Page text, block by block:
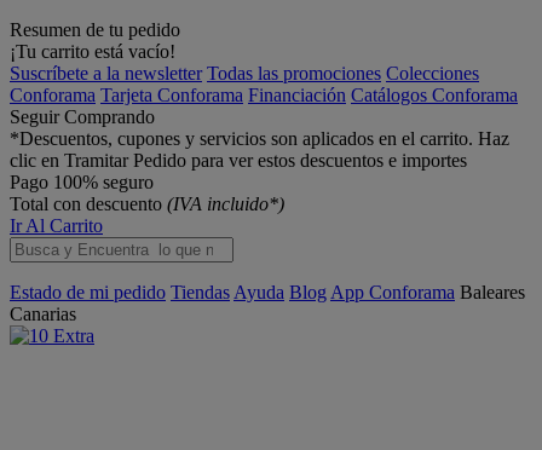
Resumen de tu pedido
¡Tu carrito está vacío!
Suscríbete a la newsletter Todas las promociones Colecciones
Conforama Tarjeta Conforama Financiación Catálogos Conforama
Seguir Comprando
*Descuentos, cupones y servicios son aplicados en el carrito. Haz
clic en Tramitar Pedido para ver estos descuentos e importes
Pago 100% seguro
Total con descuento (IVA incluido*)
Ir Al Carrito
Estado de mi pedido Tiendas Ayuda Blog App Conforama Baleares
Canarias